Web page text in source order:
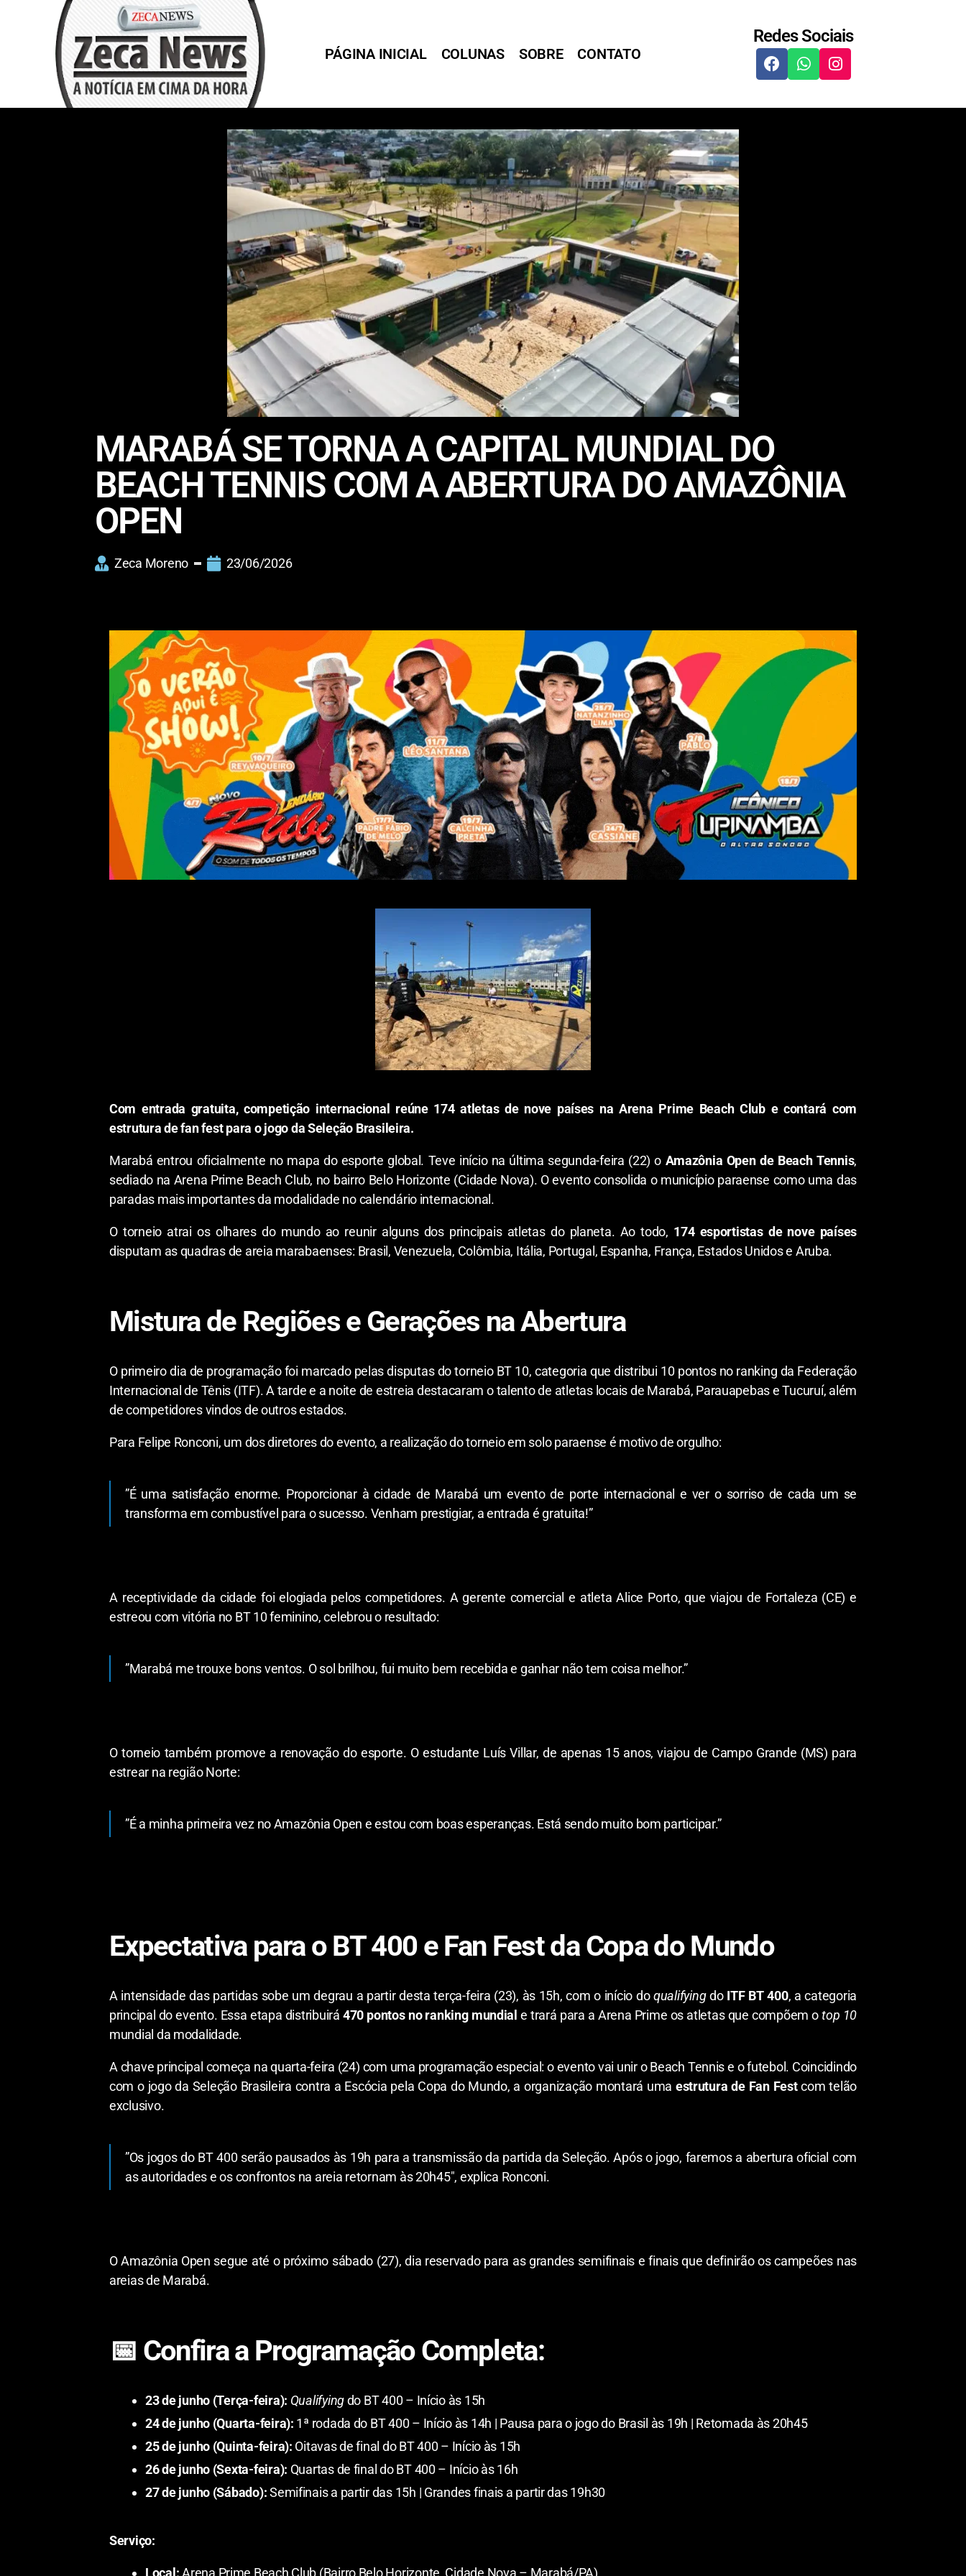
PÁGINA INICIAL COLUNAS SOBRE CONTATO
Redes Sociais
​MARABÁ SE TORNA A CAPITAL MUNDIAL DO
BEACH TENNIS COM A ABERTURA DO AMAZÔNIA
OPEN
Zeca Moreno 23/06/2026
Com entrada gratuita, competição internacional reúne 174 atletas de nove países na Arena Prime Beach Club e contará com
estrutura de fan fest para o jogo da Seleção Brasileira.
​Marabá entrou oficialmente no mapa do esporte global. Teve início na última segunda-feira (22) o Amazônia Open de Beach Tennis,
sediado na Arena Prime Beach Club, no bairro Belo Horizonte (Cidade Nova). O evento consolida o município paraense como uma das
paradas mais importantes da modalidade no calendário internacional.
​O torneio atrai os olhares do mundo ao reunir alguns dos principais atletas do planeta. Ao todo, 174 esportistas de nove países
disputam as quadras de areia marabaenses: Brasil, Venezuela, Colômbia, Itália, Portugal, Espanha, França, Estados Unidos e Aruba.
​Mistura de Regiões e Gerações na Abertura
​O primeiro dia de programação foi marcado pelas disputas do torneio BT 10, categoria que distribui 10 pontos no ranking da Federação
Internacional de Tênis (ITF). A tarde e a noite de estreia destacaram o talento de atletas locais de Marabá, Parauapebas e Tucuruí, além
de competidores vindos de outros estados.
​Para Felipe Ronconi, um dos diretores do evento, a realização do torneio em solo paraense é motivo de orgulho:
​”É uma satisfação enorme. Proporcionar à cidade de Marabá um evento de porte internacional e ver o sorriso de cada um se
transforma em combustível para o sucesso. Venham prestigiar, a entrada é gratuita!”
​A receptividade da cidade foi elogiada pelos competidores. A gerente comercial e atleta Alice Porto, que viajou de Fortaleza (CE) e
estreou com vitória no BT 10 feminino, celebrou o resultado:
​”Marabá me trouxe bons ventos. O sol brilhou, fui muito bem recebida e ganhar não tem coisa melhor.”
​O torneio também promove a renovação do esporte. O estudante Luís Villar, de apenas 15 anos, viajou de Campo Grande (MS) para
estrear na região Norte:
​”É a minha primeira vez no Amazônia Open e estou com boas esperanças. Está sendo muito bom participar.”
​Expectativa para o BT 400 e Fan Fest da Copa do Mundo
​A intensidade das partidas sobe um degrau a partir desta terça-feira (23), às 15h, com o início doqualifyingdo ITF BT 400, a categoria
principal do evento. Essa etapa distribuirá 470 pontos no ranking mundial e trará para a Arena Prime os atletas que compõem otop 10
mundial da modalidade.
​A chave principal começa na quarta-feira (24) com uma programação especial: o evento vai unir o Beach Tennis e o futebol. Coincidindo
com o jogo da Seleção Brasileira contra a Escócia pela Copa do Mundo, a organização montará uma estrutura de Fan Festcom telão
exclusivo.
​”Os jogos do BT 400 serão pausados às 19h para a transmissão da partida da Seleção. Após o jogo, faremos a abertura oficial com
as autoridades e os confrontos na areia retornam às 20h45″, explica Ronconi.
​O Amazônia Open segue até o próximo sábado (27), dia reservado para as grandes semifinais e finais que definirão os campeões nas
areias de Marabá.
​📅 Confira a Programação Completa:
23 de junho (Terça-feira): Qualifyingdo BT 400 – Início às 15h
24 de junho (Quarta-feira): 1ª rodada do BT 400 – Início às 14h | Pausa para o jogo do Brasil às 19h | Retomada às 20h45
25 de junho (Quinta-feira): Oitavas de final do BT 400 – Início às 15h
26 de junho (Sexta-feira): Quartas de final do BT 400 – Início às 16h
27 de junho (Sábado):Semifinais a partir das 15h | Grandes finais a partir das 19h30
Serviço:
Local: Arena Prime Beach Club (Bairro Belo Horizonte, Cidade Nova – Marabá/PA)